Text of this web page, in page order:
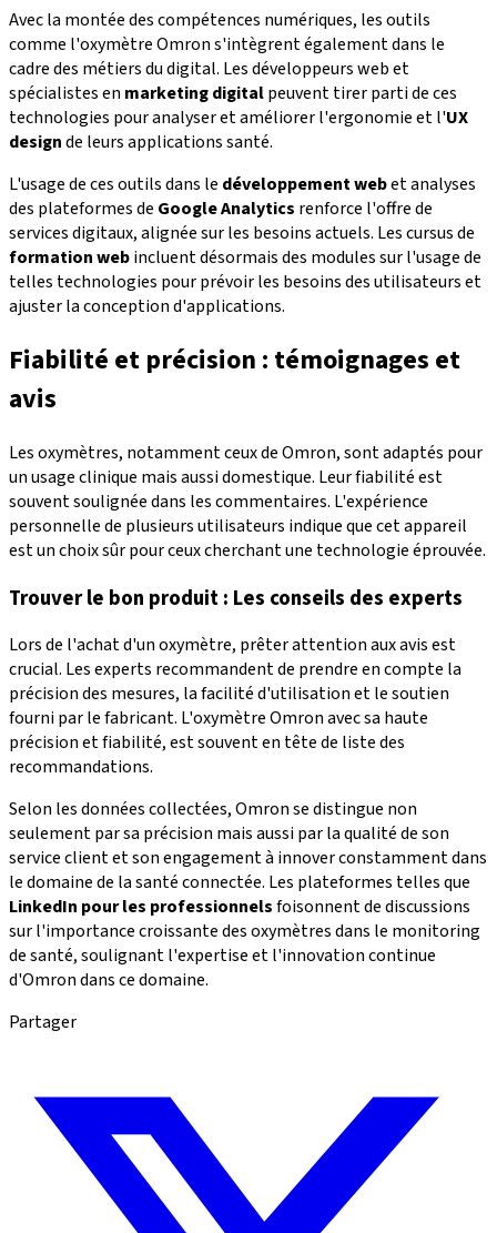
Avec la montée des compétences numériques, les outils
comme l'oxymètre Omron s'intègrent également dans le
cadre des métiers du digital. Les développeurs web et
spécialistes en marketing digitalpeuvent tirer parti de ces
technologies pour analyser et améliorer l'ergonomie et l'UX
designde leurs applications santé.
L'usage de ces outils dans le développement webet analyses
des plateformes de Google Analytics renforce l'offre de
services digitaux, alignée sur les besoins actuels. Les cursus de
formation webincluent désormais des modules sur l'usage de
telles technologies pour prévoir les besoins des utilisateurs et
ajuster la conception d'applications.
Fiabilité et précision : témoignages et
avis
Les oxymètres, notamment ceux de Omron, sont adaptés pour
un usage clinique mais aussi domestique. Leur fiabilité est
souvent soulignée dans les commentaires. L'expérience
personnelle de plusieurs utilisateurs indique que cet appareil
est un choix sûr pour ceux cherchant une technologie éprouvée.
Trouver le bon produit : Les conseils des experts
Lors de l'achat d'un oxymètre, prêter attention aux avis est
crucial. Les experts recommandent de prendre en compte la
précision des mesures, la facilité d'utilisation et le soutien
fourni par le fabricant. L'oxymètre Omron avec sa haute
précision et fiabilité, est souvent en tête de liste des
recommandations.
Selon les données collectées, Omron se distingue non
seulement par sa précision mais aussi par la qualité de son
service client et son engagement à innover constamment dans
le domaine de la santé connectée. Les plateformes telles que
LinkedIn pour les professionnelsfoisonnent de discussions
sur l'importance croissante des oxymètres dans le monitoring
de santé, soulignant l'expertise et l'innovation continue
d'Omron dans ce domaine.
Partager